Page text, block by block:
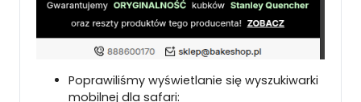
Poprawiliśmy wyświetlanie się wyszukiwarki
mobilnej dla safari: